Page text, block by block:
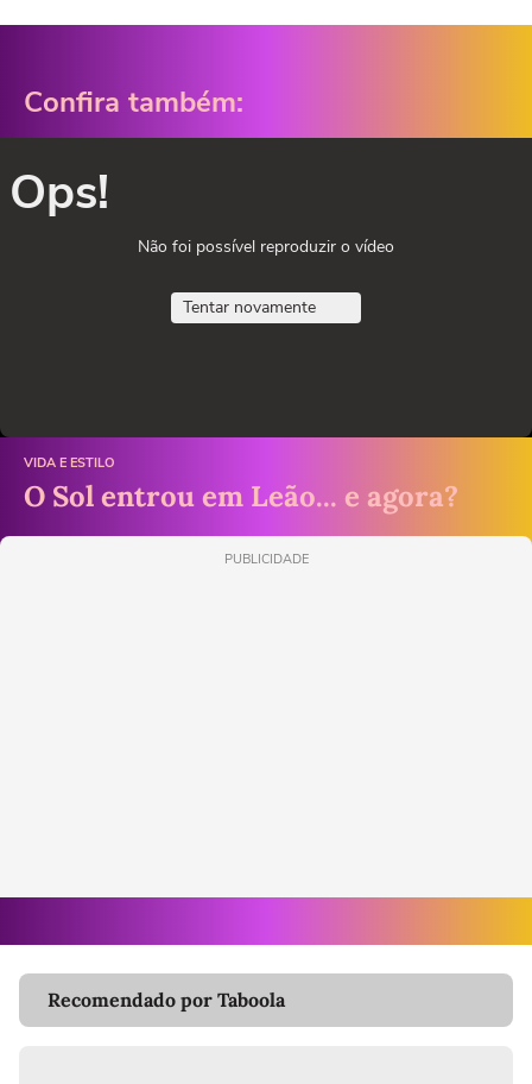
Confira também:
Ops!
Não foi possível reproduzir o vídeo
Tentar novamente
VIDA E ESTILO
O Sol entrou em Leão... e agora?
PUBLICIDADE
Recomendado por Taboola